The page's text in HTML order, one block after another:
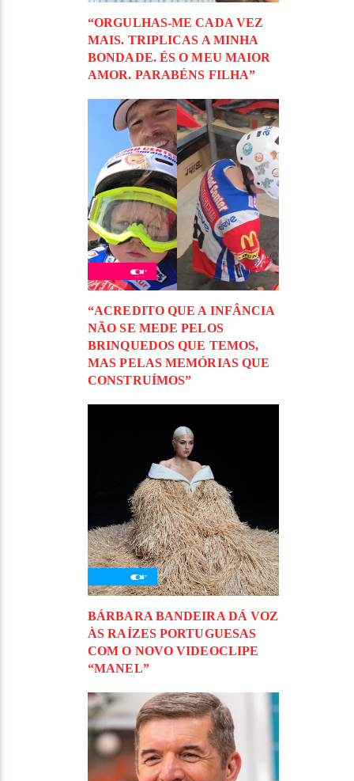
“ORGULHAS-ME CADA VEZ
MAIS. TRIPLICAS A MINHA
BONDADE. ÉS O MEU MAIOR
AMOR. PARABÉNS FILHA”
“ACREDITO QUE A INFÂNCIA
NÃO SE MEDE PELOS
BRINQUEDOS QUE TEMOS,
MAS PELAS MEMÓRIAS QUE
CONSTRUÍMOS”
BÁRBARA BANDEIRA DÁ VOZ
ÀS RAÍZES PORTUGUESAS
COM O NOVO VIDEOCLIPE
“MANEL”